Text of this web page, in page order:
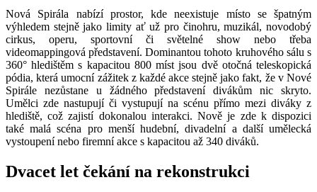
Nová Spirála nabízí prostor, kde neexistuje místo se špatným
výhledem stejně jako limity ať už pro činohru, muzikál, novodobý
cirkus, operu, sportovní či světelné show nebo třeba
videomappingová představení. Dominantou tohoto kruhového sálu s
360° hledištěm s kapacitou 800 míst jsou dvě otočná teleskopická
pódia, která umocní zážitek z každé akce stejně jako fakt, že v Nové
Spirále nezůstane u žádného představení divákům nic skryto.
Umělci zde nastupují či vystupují na scénu přímo mezi diváky z
hlediště, což zajistí dokonalou interakci. Nově je zde k dispozici
také malá scéna pro menší hudební, divadelní a další umělecká
vystoupení nebo firemní akce s kapacitou až 340 diváků.
Dvacet let čekání na rekonstrukci